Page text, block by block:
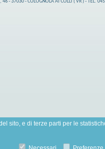
sito, e di terze parti per le
46 - 37030 - COLOGNOLA AI COLLI ( VR ) - TEL.